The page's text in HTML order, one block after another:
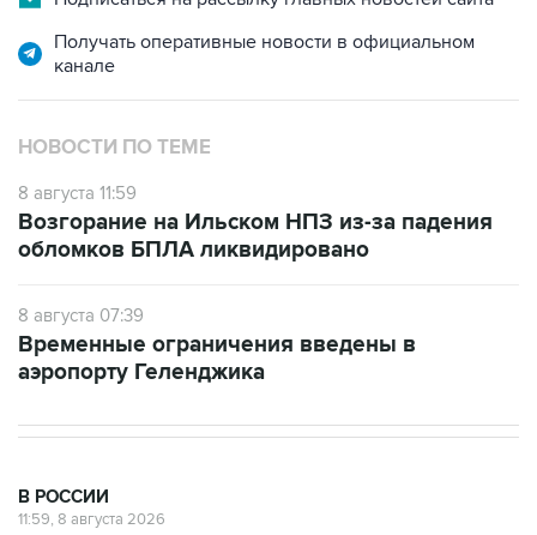
Получать оперативные новости в официальном
канале
НОВОСТИ ПО ТЕМЕ
8 августа 11:59
Возгорание на Ильском НПЗ из-за падения
обломков БПЛА ликвидировано
8 августа 07:39
Временные ограничения введены в
аэропорту Геленджика
В РОССИИ
11:59, 8 августа 2026